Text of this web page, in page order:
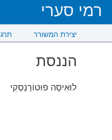
רמי סערי
יצירת המשורר
הננסת
לוּאִיסָה פוּטוֹרַנְסְקִי